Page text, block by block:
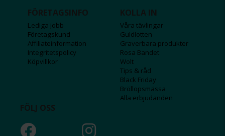
FÖRETAGSINFO
Lediga jobb
Företagskund
Affiliateinformation
Integritetspolicy
Köpvillkor
KOLLA IN
Våra tävlingar
Guldlotten
Graverbara produkter
Rosa Bandet
Wolt
Tips & råd
Black Friday
Bröllopsmässa
Alla erbjudanden
FÖLJ OSS